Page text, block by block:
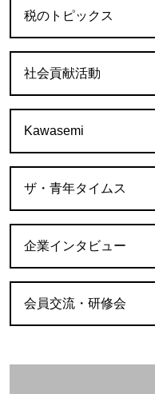
税のトピックス
社会貢献活動
Kawasemi
ザ・青年タイムス
企業インタビュー
会員交流・研修会